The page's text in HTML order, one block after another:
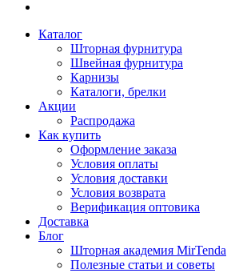
Каталог
Шторная фурнитура
Швейная фурнитура
Карнизы
Каталоги, брелки
Акции
Распродажа
Как купить
Оформление заказа
Условия оплаты
Условия доставки
Условия возврата
Верификация оптовика
Доставка
Блог
Шторная академия MirTenda
Полезные статьи и советы